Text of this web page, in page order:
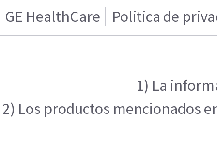
GE HealthCare Politica de
1) La
2) Los productos mencionados